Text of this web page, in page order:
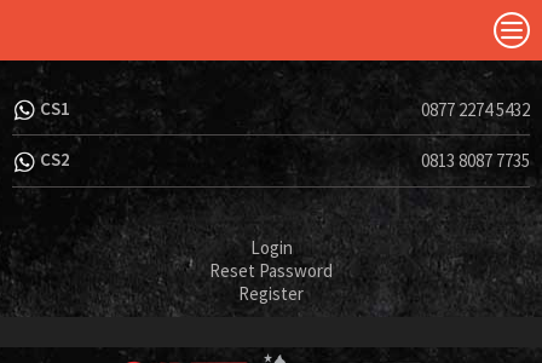
CS1 0877 2274 5432
CS2 0813 8087 7735
Login
Reset Password
Register